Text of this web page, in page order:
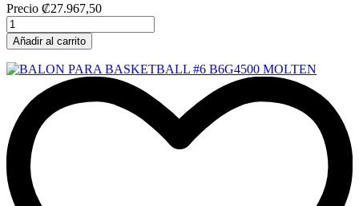
Precio ₡27.967,50
Añadir al carrito